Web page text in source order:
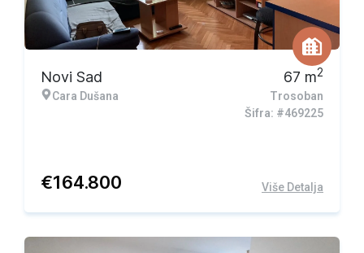
Novi Sad
Cara Dušana
67 m2
Trosoban
Šifra: #469225
€164.800 Više Detalja